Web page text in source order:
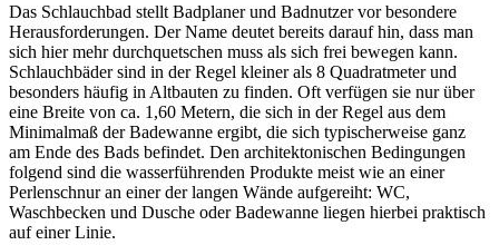
Das Schlauchbad stellt Badplaner und Badnutzer vor besondere
Herausforderungen. Der Name deutet bereits darauf hin, dass man
sich hier mehr durchquetschen muss als sich frei bewegen kann.
Schlauchbäder sind in der Regel kleiner als 8 Quadratmeter und
besonders häufig in Altbauten zu finden. Oft verfügen sie nur über
eine Breite von ca. 1,60 Metern, die sich in der Regel aus dem
Minimalmaß der Badewanne ergibt, die sich typischerweise ganz
am Ende des Bads befindet. Den architektonischen Bedingungen
folgend sind die wasserführenden Produkte meist wie an einer
Perlenschnur an einer der langen Wände aufgereiht: WC,
Waschbecken und Dusche oder Badewanne liegen hierbei praktisch
auf einer Linie.